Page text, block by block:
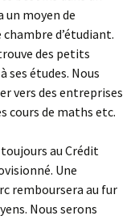
un moyen de
d’étudiant.
des petits
ses études. Nous
vers des entreprises
cours de maths etc.
au Crédit
Une
remboursera au fur
Nous serons